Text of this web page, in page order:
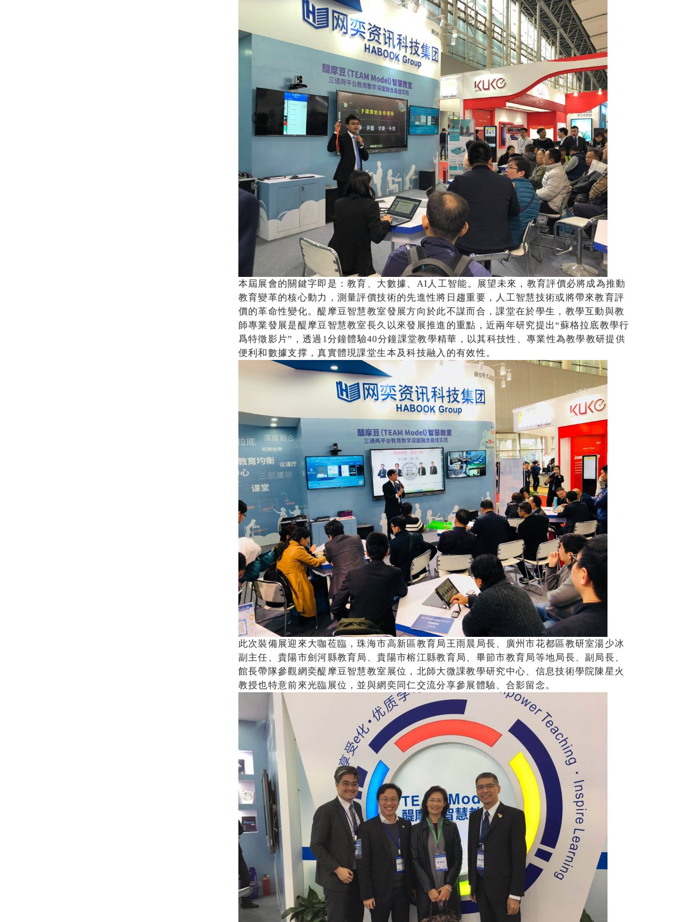
本屆展會的關鍵字即是：教育、大數據、AI人工智能。展望未來，教育評價必將成為推動
教育變革的核心動力，測量評價技術的先進性將日趨重要，人工智慧技術或將帶來教育評
價的革命性變化。醍摩豆智慧教室發展方向於此不謀而合，課堂在於學生，教學互動與教
師專業發展是醍摩豆智慧教室長久以來發展推進的重點，近兩年研究提出“蘇格拉底教學行
爲特徵影片”，透過1分鐘體驗40分鐘課堂教學精華，以其科技性、專業性為教學教研提供
便利和數據支撑，真實體現課堂生本及科技融入的有效性。
此次裝備展迎來大咖莅臨，珠海市高新區教育局王雨晨局長、廣州市花都區教研室湯少冰
副主任、貴陽市劍河縣教育局、貴陽市榕江縣教育局、畢節市教育局等地局長、副局長、
館長帶隊參觀網奕醍摩豆智慧教室展位，北師大微課教學研究中心、信息技術學院陳星火
教授也特意前來光臨展位，並與網奕同仁交流分享參展體驗、合影留念。